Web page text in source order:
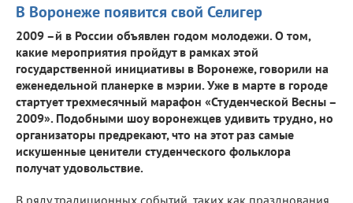
В Воронеже появится свой Селигер
2009 –й в России объявлен годом молодежи. О том,
какие мероприятия пройдут в рамках этой
государственной инициативы в Воронеже, говорили на
еженедельной планерке в мэрии. Уже в марте в городе
стартует трехмесячный марафон «Студенческой Весны –
2009». Подобными шоу воронежцев удивить трудно, но
организаторы предрекают, что на этот раз самые
искушенные ценители студенческого фольклора
получат удовольствие.
В ряду традиционных событий, таких как празднования